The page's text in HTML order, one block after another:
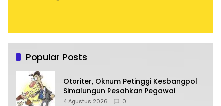
Popular Posts
Otoriter, Oknum Petinggi Kesbangpol
Simalungun Resahkan Pegawai
4 Agustus 2026 0